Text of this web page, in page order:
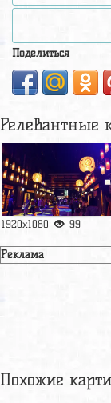
Поделиться
Релевантные
1920x1080 99
Реклама
Похожие